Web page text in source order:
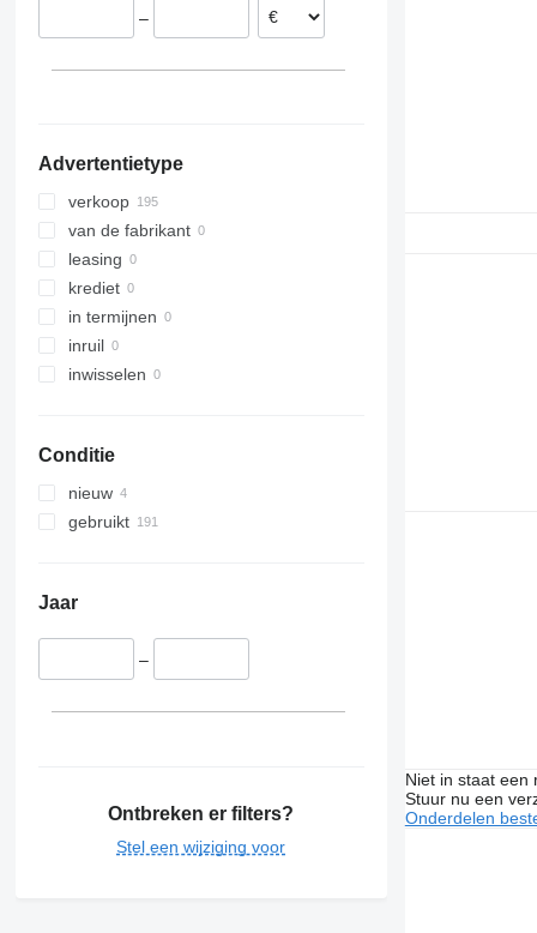
–
Advertentietype
verkoop
van de fabrikant
leasing
krediet
in termijnen
inruil
inwisselen
Conditie
nieuw
gebruikt
Jaar
–
Ontbreken er filters?
Stel een wijziging voor
Niet in staat een
Stuur nu een
Onderdelen